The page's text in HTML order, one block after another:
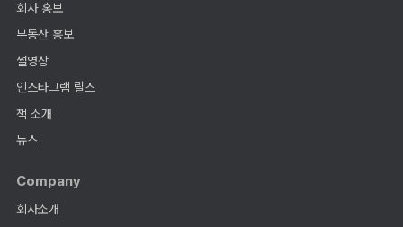
회사 홍보
부동산 홍보
썰영상
인스타그램 릴스
책 소개
뉴스
Company
회사소개